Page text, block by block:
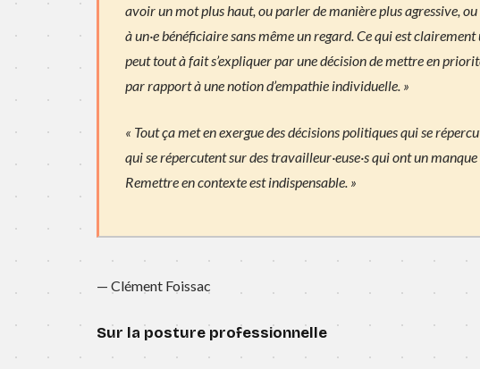
avoir un mot plus haut, ou parler de manière plus agressive, ou
à un·ebénéficiaire sans même un regard. Ce qui est
peut tout à fait s’expliquer par une décision de mettre en
par rapport à une notion d’empathie individuelle. »
« Tout ça met en exergue des décisions politiques qui se
qui se répercutent sur destravailleur·euse·squi ont un
Remettre en contexte est indispensable. »
— Clément Foissac
Sur la posture professionnelle